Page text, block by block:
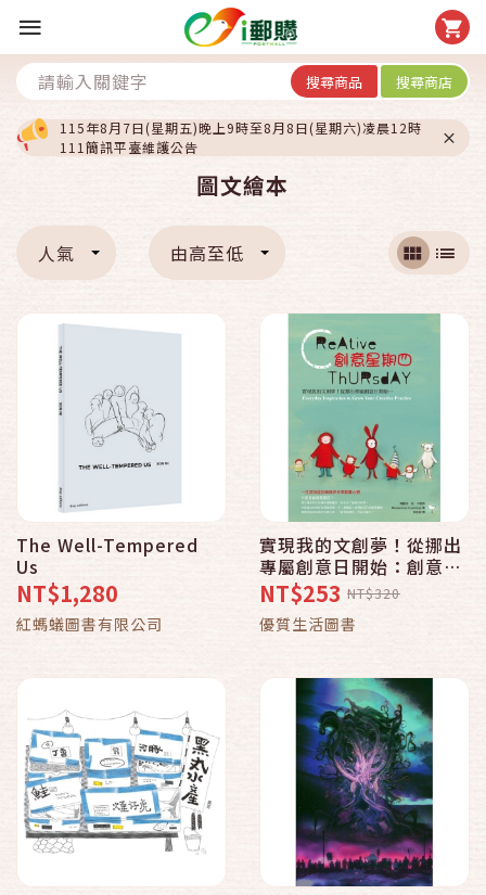
搜尋商品 搜尋商店
115年8月7日(星期五)晚上9時至8月8日(星期六)凌晨12時
111簡訊平臺維護公告
圖文繪本
人氣 由高至低
The Well-Tempered
Us
NT$1,280
紅螞蟻圖書有限公司
實現我的文創夢！從挪出
專屬創意日開始：創意星
期四
NT$253 NT$320
優質生活圖書